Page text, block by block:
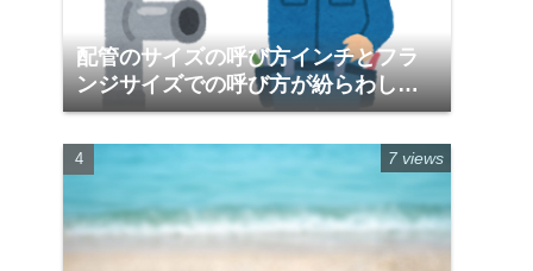
配管のサイズの呼び方インチとフラ
ンジサイズでの呼び方が紛らわしい
件
7 views